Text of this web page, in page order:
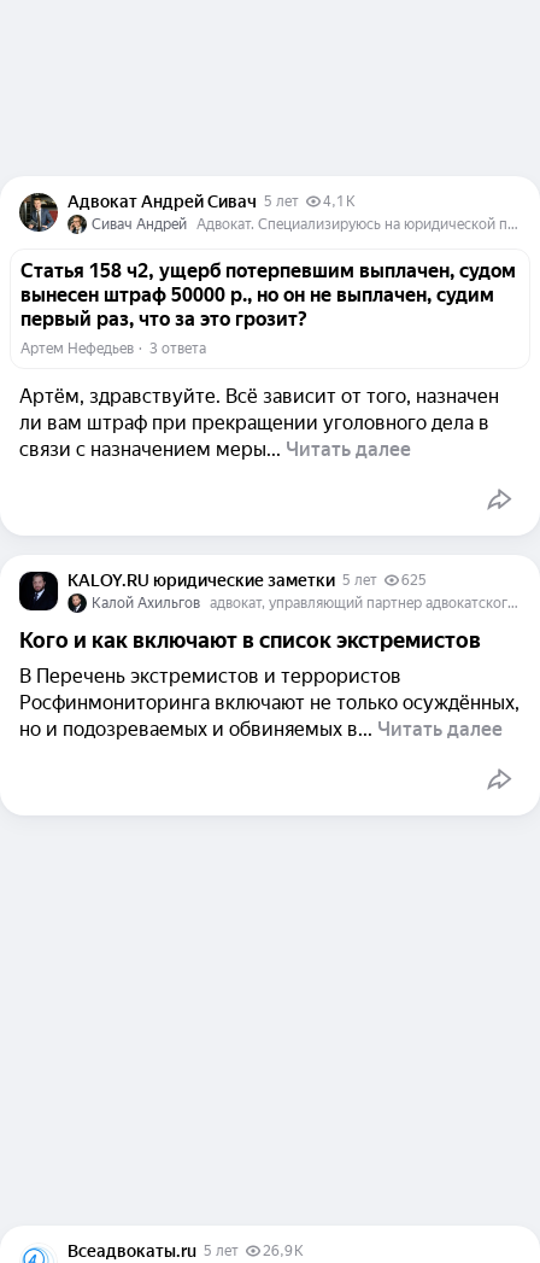
Адвокат Андрей Сивач 5 лет
4,1 K
Сивач Андрей
Адвокат. Специализируюсь на юридической помощи и защите в уголовных делах по экономическим и должностным преступлениям.
Статья 158 ч2, ущерб потерпевшим выплачен, судом
вынесен штраф 50000 р., но он не выплачен, судим
первый раз, что за это грозит?
Артем Нефедьев · 3 ответа
Артём, здравствуйте. Всё зависит от того, назначен
ли вам штраф при прекращении уголовного дела в
связи с назначением меры... Читать далее
KALOY.RU юридические заметки 5 лет
625
Калой Ахильгов
адвокат, управляющий партнер адвокатского бюро "KALOY.RU"
Кого и как включают в список экстремистов
В Перечень экстремистов и террористов
Росфинмониторинга включают не только осуждённых,
но и подозреваемых и обвиняемых в... Читать далее
Всеадвокаты.ru 5 лет
26,9 K